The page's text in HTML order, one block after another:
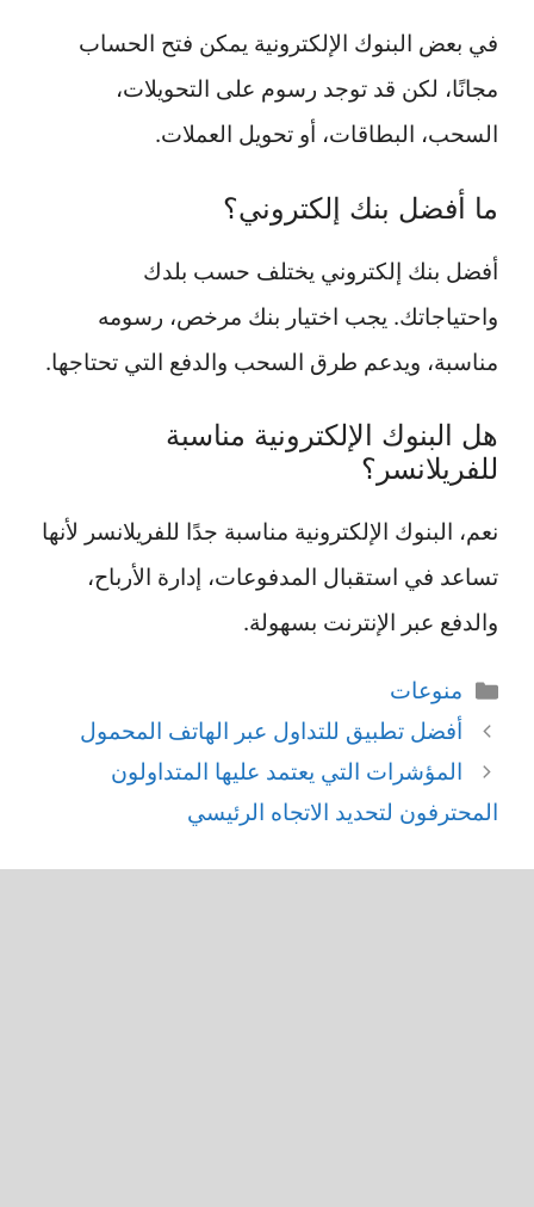
في بعض البنوك الإلكترونية يمكن فتح الحساب
مجانًا، لكن قد توجد رسوم على التحويلات،
السحب، البطاقات، أو تحويل العملات.
ما أفضل بنك إلكتروني؟
أفضل بنك إلكتروني يختلف حسب بلدك
واحتياجاتك. يجب اختيار بنك مرخص، رسومه
مناسبة، ويدعم طرق السحب والدفع التي تحتاجها.
هل البنوك الإلكترونية مناسبة
للفريلانسر؟
نعم، البنوك الإلكترونية مناسبة جدًا للفريلانسر لأنها
تساعد في استقبال المدفوعات، إدارة الأرباح،
والدفع عبر الإنترنت بسهولة.
التصنيفات
منوعات
أفضل تطبيق للتداول عبر الهاتف المحمول
المؤشرات التي يعتمد عليها المتداولون
المحترفون لتحديد الاتجاه الرئيسي